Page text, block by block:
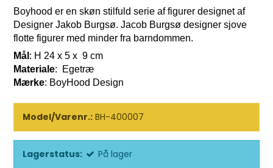
Boyhood er en skøn stilfuld serie af figurer designet af
Designer Jakob Burgsø. Jacob Burgsø designer sjove
flotte figurer med minder fra barndommen.
Mål : H 24 x 5 x 9 cm
Materiale: Egetræ
Mærke: BoyHood Design
Model/Varenr.: BH-400007
Lagerstatus: På lager